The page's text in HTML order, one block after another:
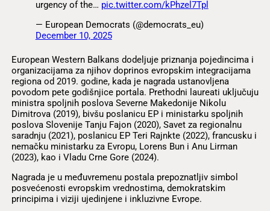
urgency of the… pic.twitter.com/kPhzel7Tpl
— European Democrats (@democrats_eu)
December 10, 2025
European Western Balkans dodeljuje priznanja pojedincima i
organizacijama za njihov doprinos evropskim integracijama
regiona od 2019. godine, kada je nagrada ustanovljena
povodom pete godišnjice portala. Prethodni laureati uključuju
ministra spoljnih poslova Severne Makedonije Nikolu
Dimitrova (2019), bivšu poslanicu EP i ministarku spoljnih
poslova Slovenije Tanju Fajon (2020), Savet za regionalnu
saradnju (2021), poslanicu EP Teri Rajnkte (2022), francusku i
nemačku ministarku za Evropu, Lorens Bun i Anu Lirman
(2023), kao i Vladu Crne Gore (2024).
Nagrada je u međuvremenu postala prepoznatljiv simbol
posvećenosti evropskim vrednostima, demokratskim
principima i viziji ujedinjene i inkluzivne Evrope.